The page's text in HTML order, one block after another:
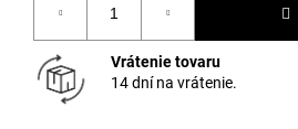
cena:
Vrátenie tovaru
14 dní na vrátenie.